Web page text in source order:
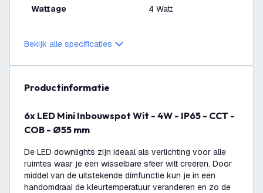
Wattage 4 Watt
Bekijk alle specificaties
productinformatie
6x LED Mini Inbouwspot Wit - 4W - IP65 - CCT -
COB - Ø55 mm
De LED downlights zijn ideaal als verlichting voor alle
ruimtes waar je een wisselbare sfeer wilt creëren. Door
middel van de uitstekende dimfunctie kun je in een
handomdraai de kleurtemperatuur veranderen en zo de